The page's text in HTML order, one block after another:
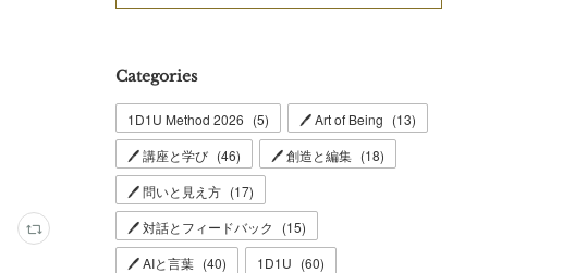
Categories
1D1U Method 2026 (5) 🖊 Art of Being (13)
🖊 講座と学び (46) 🖊 創造と編集 (18)
🖊 問いと見え方 (17)
🖊 対話とフィードバック
(15)
🖊 AIと言葉 (40) 1D1U (60)